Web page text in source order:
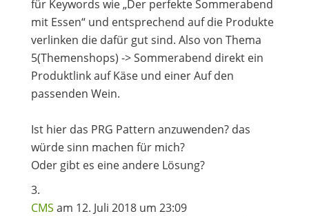
für Keywords wie „Der perfekte Sommerabend
mit Essen“ und entsprechend auf die Produkte
verlinken die dafür gut sind. Also von Thema
5(Themenshops) -> Sommerabend direkt ein
Produktlink auf Käse und einer Auf den
passenden Wein.
Ist hier das PRG Pattern anzuwenden? das
würde sinn machen für mich?
Oder gibt es eine andere Lösung?
CMS am 12. Juli 2018 um 23:09